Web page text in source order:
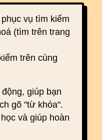
vụ tìm kiếm
(tìm trên trang
trên cùng
giúp bạn
gõ "từ khóa".
và giúp hoàn